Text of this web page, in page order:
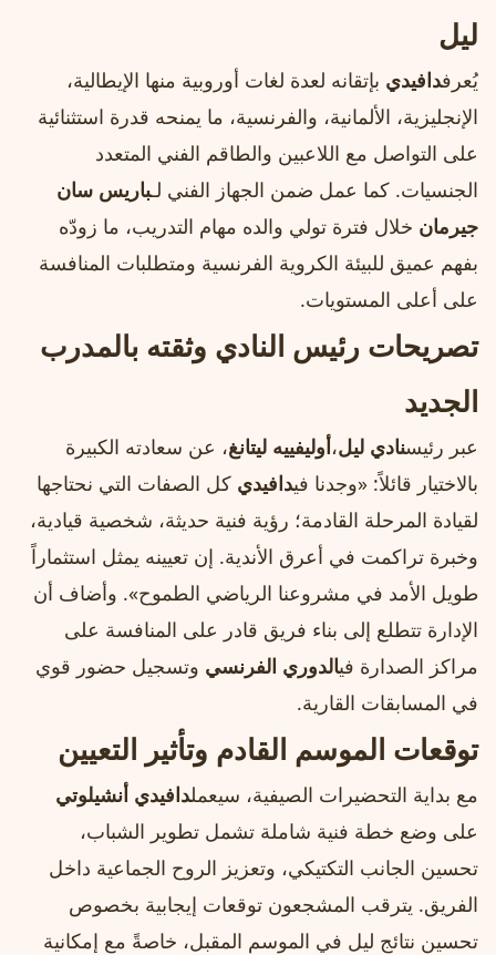
ليل
يُعرفدافيدي بإتقانه لعدة لغات أوروبية منها الإيطالية،
الإنجليزية، الألمانية، والفرنسية، ما يمنحه قدرة استثنائية
على التواصل مع اللاعبين والطاقم الفني المتعدد
الجنسيات. كما عمل ضمن الجهاز الفني لـباريس سان
جيرمان خلال فترة تولي والده مهام التدريب، ما زودّه
بفهم عميق للبيئة الكروية الفرنسية ومتطلبات المنافسة
على أعلى المستويات.
تصريحات رئيس النادي وثقته بالمدرب
الجديد
عبر رئيسنادي ليل،أوليفييه ليتانغ، عن سعادته الكبيرة
بالاختيار قائلاً: «وجدنا فيدافيدي كل الصفات التي نحتاجها
لقيادة المرحلة القادمة؛ رؤية فنية حديثة، شخصية قيادية،
وخبرة تراكمت في أعرق الأندية. إن تعيينه يمثل استثماراً
طويل الأمد في مشروعنا الرياضي الطموح». وأضاف أن
الإدارة تتطلع إلى بناء فريق قادر على المنافسة على
مراكز الصدارة فيالدوري الفرنسي وتسجيل حضور قوي
في المسابقات القارية.
توقعات الموسم القادم وتأثير التعيين
مع بداية التحضيرات الصيفية، سيعملدافيدي أنشيلوتي
على وضع خطة فنية شاملة تشمل تطوير الشباب،
تحسين الجانب التكتيكي، وتعزيز الروح الجماعية داخل
الفريق. يترقب المشجعون توقعات إيجابية بخصوص
تحسين نتائج ليل في الموسم المقبل، خاصةً مع إمكانية